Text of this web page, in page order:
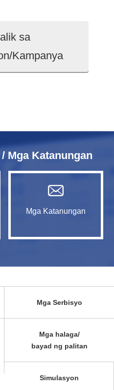
sa
Kampanya
Mga Katanungan
Mga Katanungan
Mga Serbisyo
Mga halaga/
bayad ng palitan
Simulasyon